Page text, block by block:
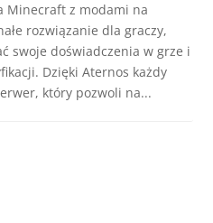
Minecraft z modami na
rozwiązanie dla graczy,
swoje doświadczenia w grze i
Dzięki Aternos każdy
który pozwoli na...